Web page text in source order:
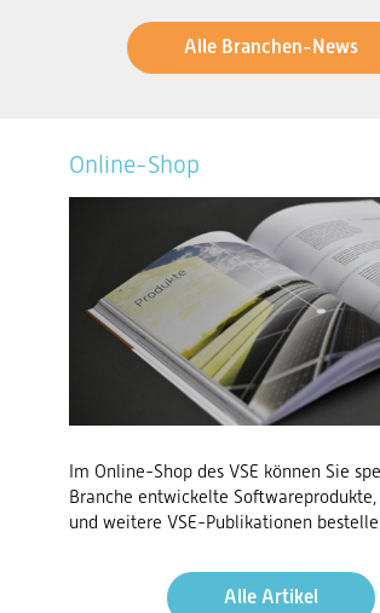
Alle Branchen-News
Online-Shop
Im Online-Shop des VSE können Sie
Branche entwickelte Softwareprodukte,
und weitere VSE-Publikationen
Alle Artikel